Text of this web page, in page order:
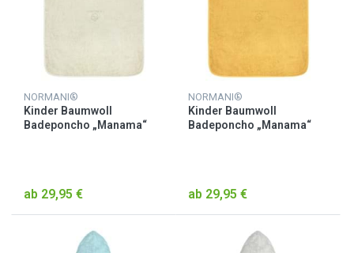
NORMANI®
Kinder Baumwoll
Badeponcho „Manama“
ab 29,95 €
NORMANI®
Kinder Baumwoll
Badeponcho „Manama“
ab 29,95 €